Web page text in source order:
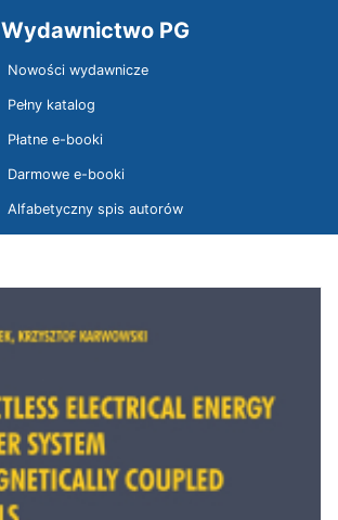
Wydawnictwo PG
Nowości wydawnicze
Pełny katalog
Płatne e-booki
Darmowe e-booki
Alfabetyczny spis autorów